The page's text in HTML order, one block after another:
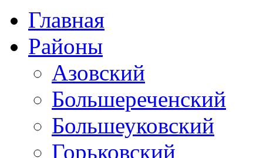
Главная
Районы
Азовский
Большереченский
Большеуковский
Горьковский